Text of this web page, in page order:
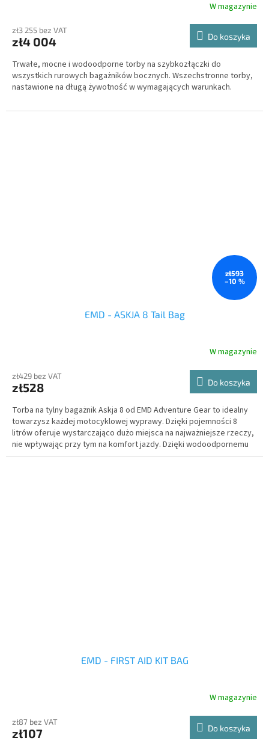
W magazynie
zł3 255 bez VAT
zł4 004 Do koszyka
Trwałe, mocne i wodoodporne torby na szybkozłączki do
wszystkich rurowych bagażników bocznych. Wszechstronne torby,
nastawione na długą żywotność w wymagających warunkach.
zł593
–10 %
EMD - ASKJA 8 Tail Bag
W magazynie
zł429 bez VAT
zł528 Do koszyka
Torba na tylny bagażnik Askja 8 od EMD Adventure Gear to idealny
towarzysz każdej motocyklowej wyprawy. Dzięki pojemności 8
litrów oferuje wystarczająco dużo miejsca na najważniejsze rzeczy,
nie wpływając przy tym na komfort jazdy. Dzięki wodoodpornemu
materiałowi i zamkom błyskawicznym o klasie IPX5 zawartość
EMD - FIRST AID KIT BAG
W magazynie
zł87 bez VAT
zł107 Do koszyka